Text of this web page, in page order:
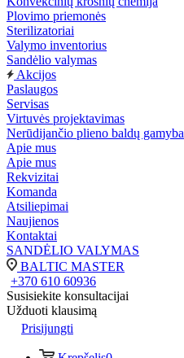
Plovimo priemonės
Sterilizatoriai
Valymo inventorius
Sandėlio valymas
Akcijos
Paslaugos
Servisas
Virtuvės projektavimas
Nerūdijančio plieno baldų gamyba
Apie mus
Apie mus
Rekvizitai
Komanda
Atsiliepimai
Naujienos
Kontaktai
SANDĖLIO VALYMAS
BALTIC MASTER
+370 610 60936
Susisiekite konsultacijai
Užduoti klausimą
Prisijungti